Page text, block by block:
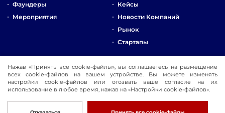
Фаундеры
Мероприятия
Кейсы
Новости Компаний
Рынок
Стартапы
Реклама
Контакты
Нажав «Принять все cookie-файлы», вы соглашаетесь на размещение
всех cookie-файлов на вашем устройстве. Вы можете изменять
настройки cookie-файлов или отозвать ваше согласие на их
использование в любое время, нажав на «Настройки cookie-файлов».